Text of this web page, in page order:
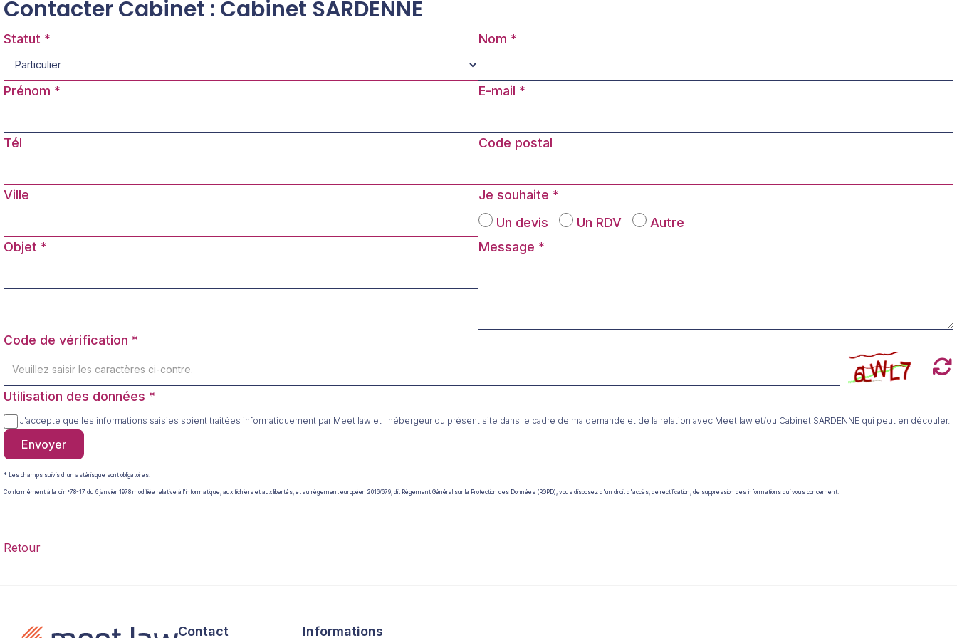
Contacter Cabinet : Cabinet SARDENNE
Statut Nom
Prénom E-mail
Tél Code postal
Ville
Je souhaite
Un devis
Un RDV
Autre
Objet
Message
Code de vérification
Utilisation des données
J'accepte que les informations saisies soient traitées informatiquement par Meet law et l'hébergeur du présent site dans le cadre de ma demande et de la relation avec Meet law et/ou Cabinet SARDENNE qui peut en découler.
Envoyer
* Les champs suivis d'un astérisque sont obligatoires.
Conformément à la loi n°78-17 du 6 janvier 1978 modifiée relative à l'informatique, aux fichiers et aux libertés, et au règlement européen 2016/679, dit Règlement Général sur la Protection des Données (RGPD), vous disposez d'un droit d'accès, de rectification, de suppression des informations qui vous concernent.
Retour
Contact Informations